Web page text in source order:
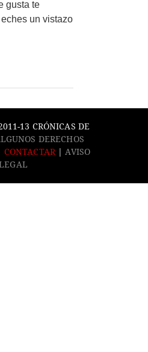
gusta te
un vistazo
13 CRÓNICAS DE
DERECHOS
CONTACTAR | AVISO